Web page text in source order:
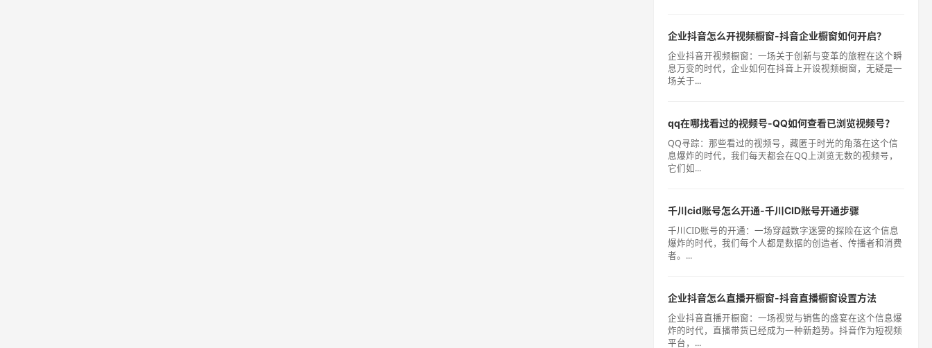
企业抖音怎么开视频橱窗-抖音企业橱窗如何开启？
企业抖音开视频橱窗：一场关于创新与变革的旅程在这个瞬
息万变的时代，企业如何在抖音上开设视频橱窗，无疑是一
场关于...
qq在哪找看过的视频号-QQ如何查看已浏览视频号？
QQ寻踪：那些看过的视频号，藏匿于时光的角落在这个信
息爆炸的时代，我们每天都会在QQ上浏览无数的视频号，
它们如...
千川cid账号怎么开通-千川CID账号开通步骤
千川CID账号的开通：一场穿越数字迷雾的探险在这个信息
爆炸的时代，我们每个人都是数据的创造者、传播者和消费
者。...
企业抖音怎么直播开橱窗-抖音直播橱窗设置方法
企业抖音直播开橱窗：一场视觉与销售的盛宴在这个信息爆
炸的时代，直播带货已经成为一种新趋势。抖音作为短视频
平台，...